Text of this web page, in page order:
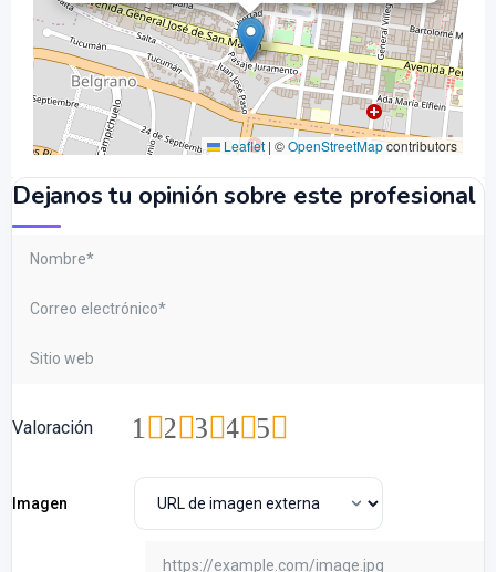
Leaflet | ©OpenStreetMapcontributors
Dejanos tu opinión sobre este profesional
Valoración 5
4
3
2
1
Imagen